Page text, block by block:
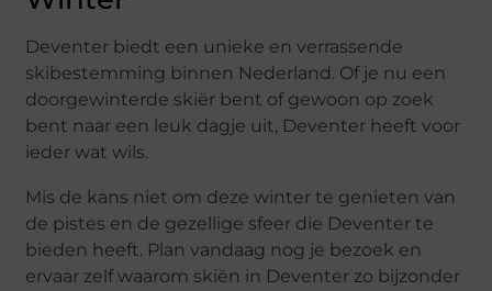
Deventer biedt een unieke en verrassende
skibestemming binnen Nederland. Of je nu een
doorgewinterde skiër bent of gewoon op zoek
bent naar een leuk dagje uit, Deventer heeft voor
ieder wat wils.
Mis de kans niet om deze winter te genieten van
de pistes en de gezellige sfeer die Deventer te
bieden heeft. Plan vandaag nog je bezoek en
ervaar zelf waarom skiën in Deventer zo bijzonder